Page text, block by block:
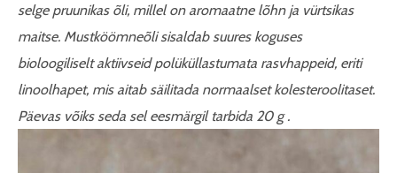
selge pruunikas õli, millel on aromaatne lõhn ja vürtsikas
maitse. Mustköömneõli sisaldab suures koguses
bioloogiliselt aktiivseid polüküllastumata rasvhappeid, eriti
linoolhapet, mis aitab säilitada normaalset kolesteroolitaset.
Päevas võiks seda sel eesmärgil tarbida 20 g .